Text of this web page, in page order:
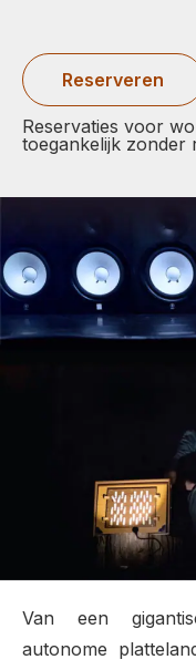
Reserveren
Reservaties voor
toegankelijk zonder
Van een
autonome